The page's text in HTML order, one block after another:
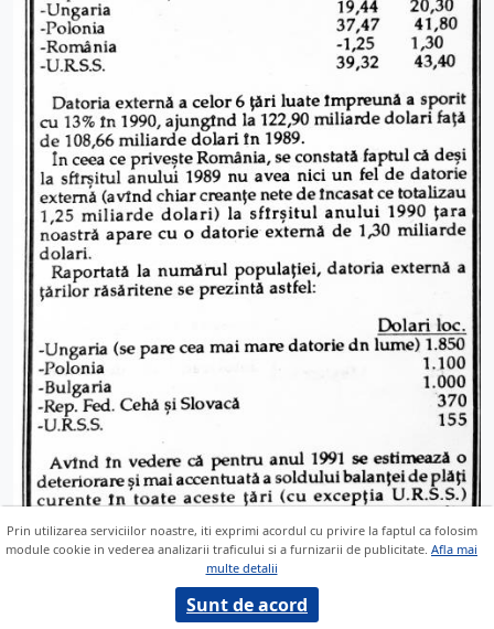
Prin utilizarea serviciilor noastre, iti exprimi acordul cu privire la faptul ca folosim
module cookie in vederea analizarii traficului si a furnizarii de publicitate. Afla mai
multe detalii
Sunt de acord